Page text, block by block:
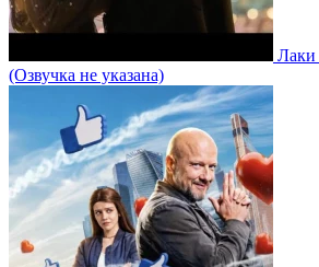
Лаки
(Озвучка не указана)